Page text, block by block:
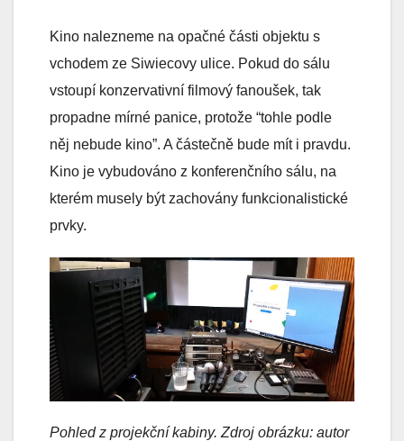
Kino nalezneme na opačné části objektu s
vchodem ze Siwiecovy ulice. Pokud do sálu
vstoupí konzervativní filmový fanoušek, tak
propadne mírné panice, protože “tohle podle
něj nebude kino”. A částečně bude mít i pravdu.
Kino je vybudováno z konferenčního sálu, na
kterém musely být zachovány funkcionalistické
prvky.
Pohled z projekční kabiny. Zdroj obrázku: autor